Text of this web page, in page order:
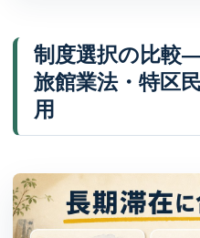
制度選択の比較
旅館業法・特区
用